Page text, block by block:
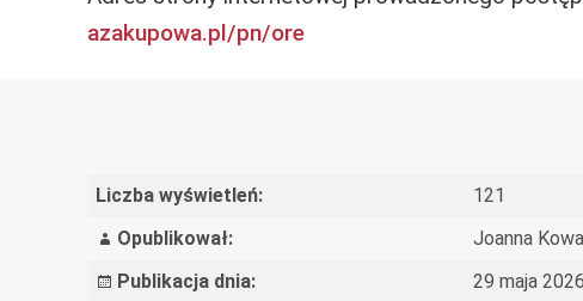
azakupowa.pl/pn/ore
Liczba wyświetleń:
121
Opublikował:
Joanna
Publikacja dnia:
29 maja